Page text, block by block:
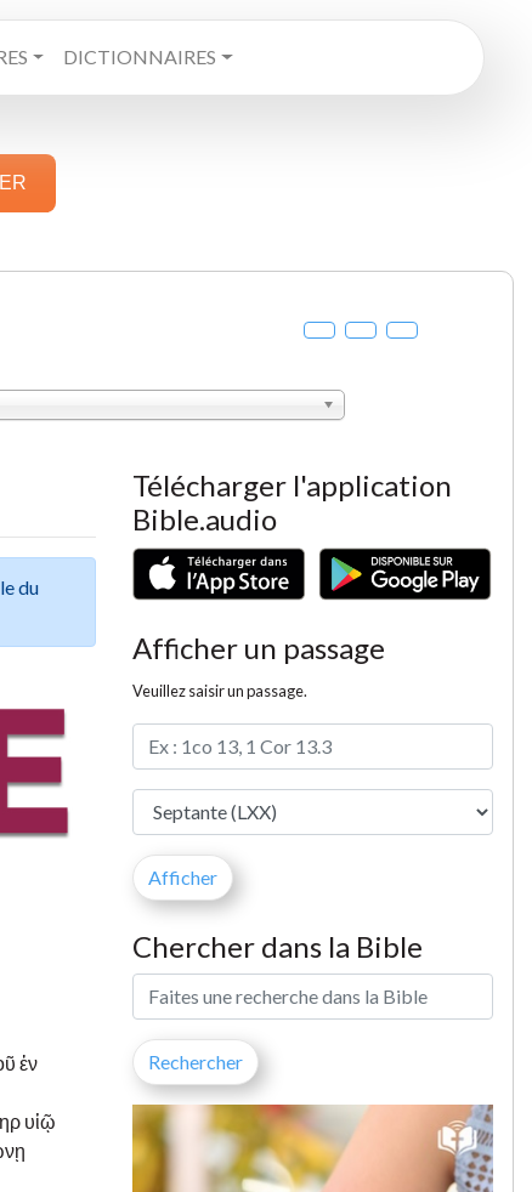
DICTIONNAIRES
du
ἐν
υἱῷ
Télécharger l'application
Bible.audio
Afficher un passage
Veuillez saisir un passage.
Chercher dans la Bible